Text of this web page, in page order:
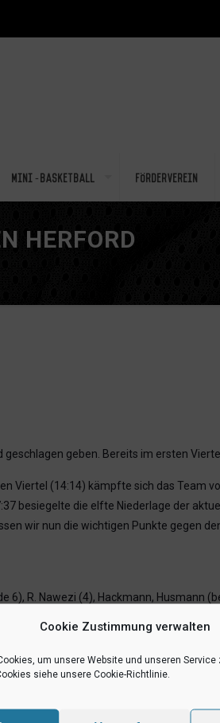
Cookie Zustimmung verwalten
um unsere Website und unseren Service
siehe unsere Cookie-Richtlinie.
Mini-Basketball Förderverein
HERFORD
geben. Bereits im ersten
Viertel (14:14) kämpfte sich das Team
besiegelte die elfte Niederlage der
wir nun die wichtigen Punkte gegen
6), R. Nawezi (4), Hackmann, Husmann
teilen teilen